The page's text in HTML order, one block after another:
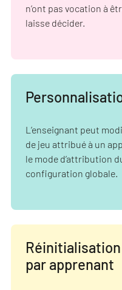
n’ont pas vocation à
laisse décider.
L’enseignant peut
de jeu attribué à un
le mode d’attribution
configuration globale.
par apprenant